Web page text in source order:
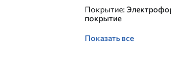
Покрытие:
покрытие
Показать все